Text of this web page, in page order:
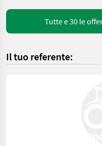
Tutte e 30 le
Il tuo referente: